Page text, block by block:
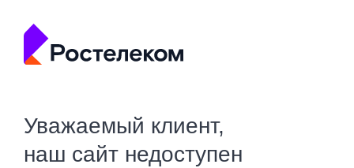
Уважаемый клиент,
наш сайт недоступен